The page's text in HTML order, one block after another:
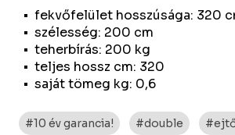
fekvőfelület hosszúsága: 320
szélesség: 200 cm
teherbírás: 200 kg
teljes hossz cm: 320
saját tömeg kg: 0,6
#10 év garancia! #double